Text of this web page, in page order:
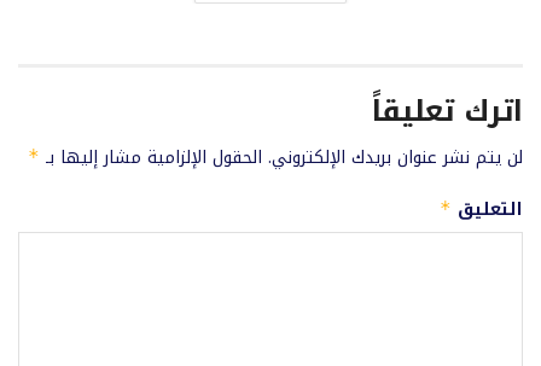
اترك تعليقاً
لن يتم نشر عنوان بريدك الإلكتروني. الحقول الإلزامية مشار إليها بـ *
التعليق *